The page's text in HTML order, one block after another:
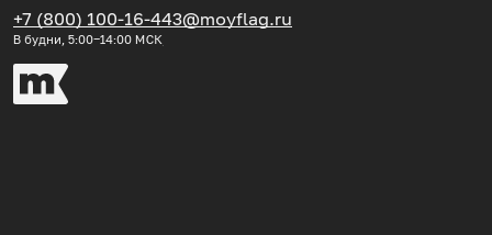
+7 (800) 100-16-44
В будни, 5:00‒14:00 МСК
3@moyflag.ru